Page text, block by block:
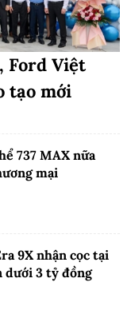
Ford Việt
tạo mới
737 MAX nữa
mại
9X nhận cọc tại
dưới 3 tỷ đồng